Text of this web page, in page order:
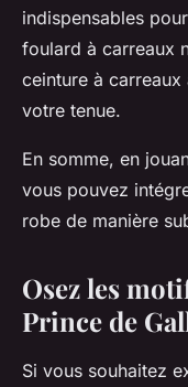
indispensables
foulard à carreaux
ceinture à
votre tenue.
En somme, en
vous pouvez
robe de manière
Osez les
Prince de
Si vous souhaitez